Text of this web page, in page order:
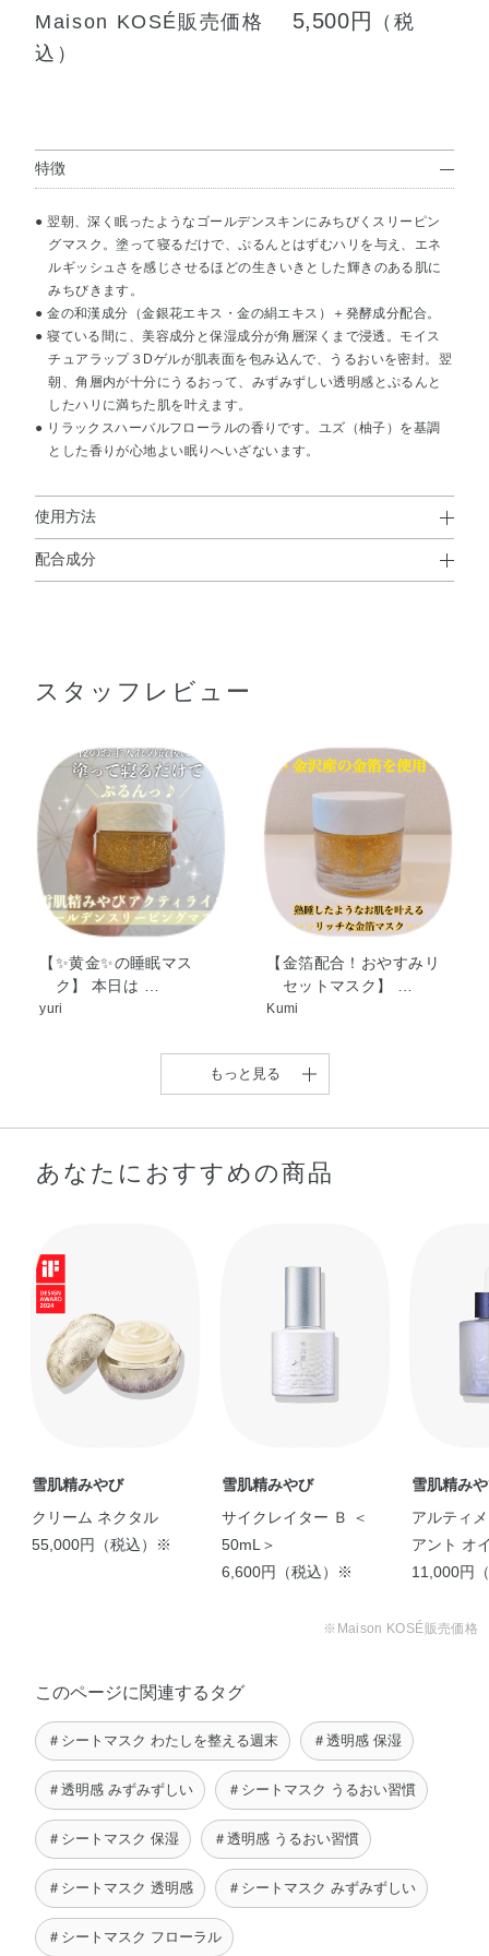
Maison KOSÉ販売価格 5,500円
（税
込）
特徴
● 翌朝、深く眠ったようなゴールデンスキンにみちびくスリーピン
グマスク。塗って寝るだけで、ぷるんとはずむハリを与え、エネ
ルギッシュさを感じさせるほどの生きいきとした輝きのある肌に
みちびきます。
● 金の和漢成分（金銀花エキス・金の絹エキス）＋発酵成分配合。
● 寝ている間に、美容成分と保湿成分が角層深くまで浸透。モイス
チュアラップ３Dゲルが肌表面を包み込んで、うるおいを密封。翌
朝、角層内が十分にうるおって、みずみずしい透明感とぷるんと
したハリに満ちた肌を叶えます。
● リラックスハーバルフローラルの香りです。ユズ（柚子）を基調
とした香りが心地よい眠りへいざないます。
使用方法
使用方法
・クリームやアイクリームをお使いの場合は、そのあとに本品を
お使いください。
配合成分
ヌカエキス／ダイズエキス）発酵液・メロスリア根エキ
ーツ／アクリル酸アルキル（C10－30））クロスポリマ
ー・イソステアリン酸PEG－50水添ヒマシ油・カルボマ
ー・ヒドロキシエチルセルロース・ラウリン酸K・水酸化
Na・フェノキシエタノール・香料・金
INGREDIENTS:WATER/AQUA/EAU･ BUTYLENE
GLYCOL･ ALCOHOL･ GLYCERIN･ METHYL GLUCETH-
10･ ANGELICA ACUTILOBA ROOT EXTRACT･
BACILLUS/RICE BRAN EXTRACT/SOYBEAN EXTRACT
FERMENT FILTRATE･ HYDROLYZED SILK･ LONICERA
JAPONICA (HONEYSUCKLE) FLOWER EXTRACT･
FERMENT FILTRATE (SAKE)･ SACCHAROMYCES/COIX
LACRYMA-JOBI MA-YUEN SEED FERMENT FILTRATE･
EDTA･ HYDROXYETHYLCELLULOSE･ PEG-240/HDI
POTASSIUM LAURATE･ SODIUM HYDROXIDE･
PHENOXYETHANOL･ FRAGRANCE (PARFUM)･ GOLD
(CI 77480)
スタッフレビュー
【✨黄金✨の睡眠マス
ク】 本日は …
yuri
【金箔配合！おやすみリ
セットマスク】 …
Kumi
【お気に入りのスペシャ
ルケア♡】 この …
Mana
【肌が喜ぶ！ご褒美コス
メ】 眺めるだけ …
furu
今回は、"ながら美容"第
二弾を紹介したい …
jy
もっと見る
あなたにおすすめの商品
雪肌精みやび
クリーム ネクタル
55,000円（税込）※
雪肌精みやび
サイクレイター Ｂ ＜
50mL＞
6,600円（税込）※
雪肌精み
アルティ
アント オ
11,000円
※Maison KOSÉ販売価格
このページに関連するタグ
＃シートマスク わたしを整える週末 ＃透明感 保湿
＃透明感 みずみずしい ＃シートマスク うるおい習慣
＃シートマスク 保湿 ＃透明感 うるおい習慣
＃シートマスク 透明感 ＃シートマスク みずみずしい
＃シートマスク フローラル